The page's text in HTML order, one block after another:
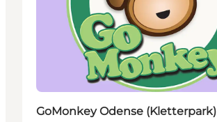
GoMonkey Odense (Kletterpark)